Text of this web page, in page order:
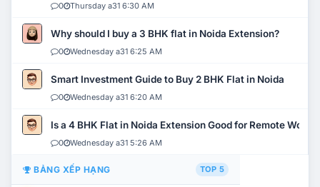
0 Thursday a31 6:30 AM
Why should I buy a 3 BHK flat in Noida Extension?
0 Wednesday a31 6:25 AM
Smart Investment Guide to Buy 2 BHK Flat in Noida
0 Wednesday a31 6:20 AM
Is a 4 BHK Flat in Noida Extension Good for Remote Work?
0 Wednesday a31 5:26 AM
BẢNG XẾP HẠNG TOP 5